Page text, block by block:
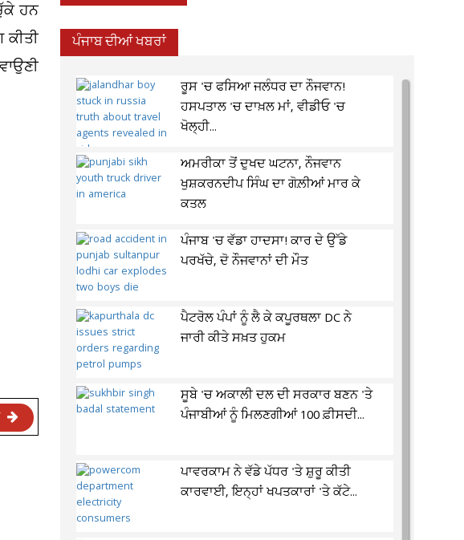
ਹਨ
ਪੰਜਾਬ ਦੀਆਂ ਖਬਰਾਂ
ਰੂਸ 'ਚ ਫਸਿਆ ਜਲੰਧਰ ਦਾ ਨੌਜਵਾਨ!
ਹਸਪਤਾਲ 'ਚ ਦਾਖ਼ਲ ਮਾਂ, ਵੀਡੀਓ 'ਚ
ਖੋਲ੍ਹੀ...
ਅਮਰੀਕਾ ਤੋਂ ਦੁਖਦ ਘਟਨਾ, ਨੌਜਵਾਨ
ਖੁਸ਼ਕਰਨਦੀਪ ਸਿੰਘ ਦਾ ਗੋਲ਼ੀਆਂ ਮਾਰ ਕੇ
ਕਤਲ
ਪੰਜਾਬ 'ਚ ਵੱਡਾ ਹਾਦਸਾ! ਕਾਰ ਦੇ ਉੱਡੇ
ਪਰਖੱਚੇ, ਦੋ ਨੌਜਵਾਨਾਂ ਦੀ ਮੌਤ
ਪੈਟਰੋਲ ਪੰਪਾਂ ਨੂੰ ਲੈ ਕੇ ਕਪੂਰਥਲਾ DC ਨੇ
ਜਾਰੀ ਕੀਤੇ ਸਖ਼ਤ ਹੁਕਮ
ਸੂਬੇ 'ਚ ਅਕਾਲੀ ਦਲ ਦੀ ਸਰਕਾਰ ਬਣਨ 'ਤੇ
ਪੰਜਾਬੀਆਂ ਨੂੰ ਮਿਲਣਗੀਆਂ 100 ਫ਼ੀਸਦੀ...
ਪਾਵਰਕਾਮ ਨੇ ਵੱਡੇ ਪੱਧਰ 'ਤੇ ਸ਼ੁਰੂ ਕੀਤੀ
ਕਾਰਵਾਈ, ਇਨ੍ਹਾਂ ਖਪਤਕਾਰਾਂ 'ਤੇ ਕੱਟੇ...